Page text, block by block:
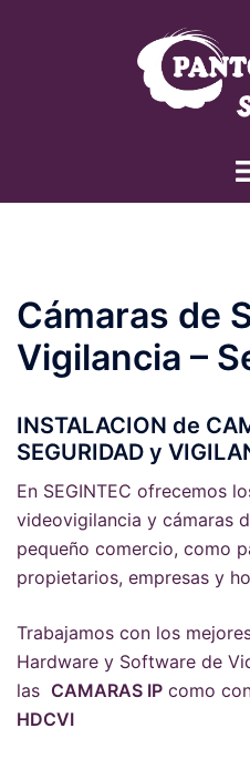
Cámaras de
Vigilancia –
INSTALACION de
SEGURIDAD y
En SEGINTEC ofrecemos
videovigilancia y cámaras
pequeño comercio, como
propietarios, empresas y
Trabajamos con los
Hardware y Software de
las CAMARAS IP como
HDCVI